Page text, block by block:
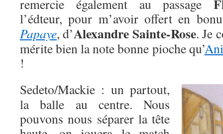
remercie également au passage
l’édteur, pour m’avoir offert en
Papaye, d’Alexandre Sainte-Rose. Je
mérite bien la note bonne pioche qu’
!
Sedeto/Mackie : un partout,
la balle au centre. Nous
pouvons nous séparer la tête